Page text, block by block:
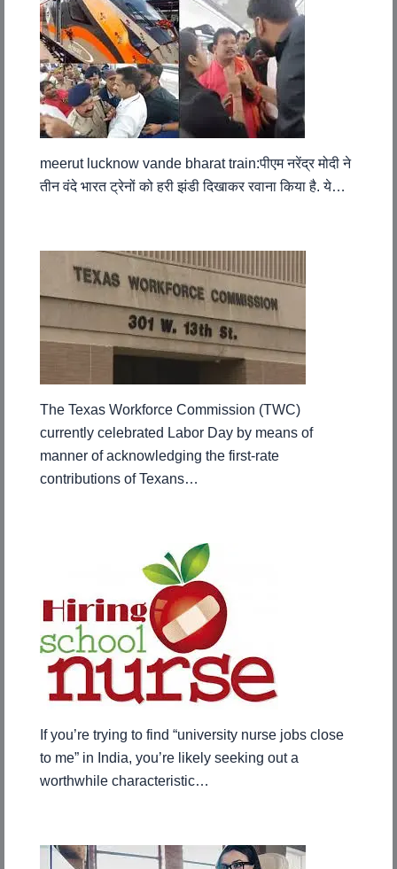
meerut lucknow vande bharat train:पीएम नरेंद्र मोदी ने
तीन वंदे भारत ट्रेनों को हरी झंडी दिखाकर रवाना किया है. ये…
The Texas Workforce Commission (TWC)
currently celebrated Labor Day by means of
manner of acknowledging the first-rate
contributions of Texans…
If you’re trying to find “university nurse jobs close
to me” in India, you’re likely seeking out a
worthwhile characteristic…